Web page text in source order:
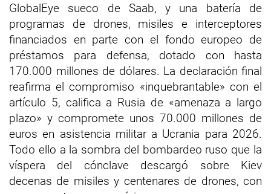
GlobalEye sueco de Saab, y una batería de
programas de drones, misiles e interceptores
financiados en parte con el fondo europeo de
préstamos para defensa, dotado con hasta
170.000 millones de dólares. La declaración final
reafirma el compromiso «inquebrantable» con el
artículo 5, califica a Rusia de «amenaza a largo
plazo» y compromete unos 70.000 millones de
euros en asistencia militar a Ucrania para 2026.
Todo ello a la sombra del bombardeo ruso que la
víspera del cónclave descargó sobre Kiev
decenas de misiles y centenares de drones, con